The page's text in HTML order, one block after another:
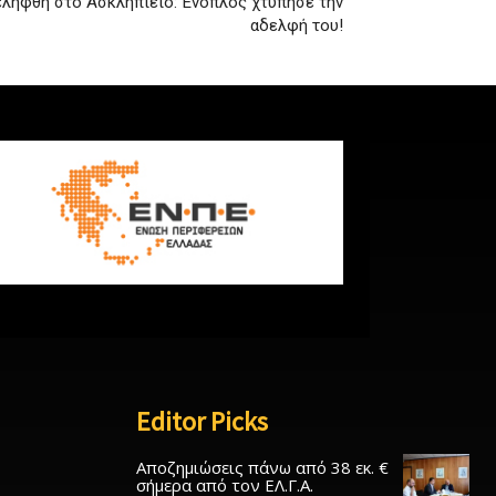
αδελφή του!
Editor Picks
Αποζημιώσεις πάνω από 38 εκ. €
σήμερα από τον ΕΛ.Γ.Α.